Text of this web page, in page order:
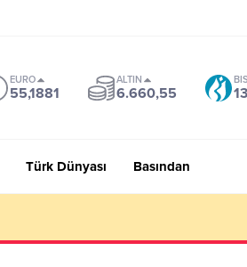
EURO
55,1881
ALTIN
6.660,55
Türk Dünyası Basından